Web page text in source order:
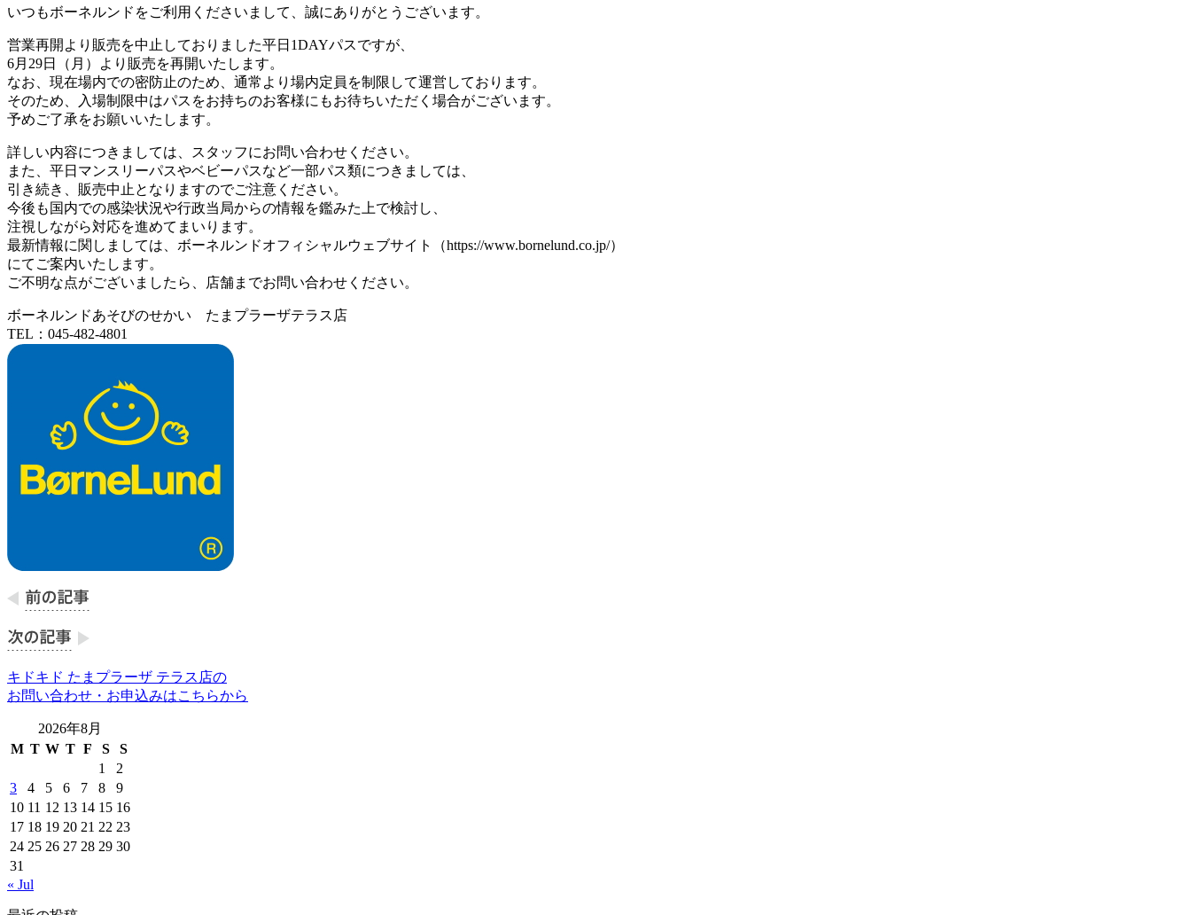
いつもボーネルンドをご利用くださいまして、誠にありがとうございます。
営業再開より販売を中止しておりました平日1DAYパスですが、
6月29日（月）より販売を再開いたします。
なお、現在場内での密防止のため、通常より場内定員を制限して運営しております。
そのため、入場制限中はパスをお持ちのお客様にもお待ちいただく場合がございます。
予めご了承をお願いいたします。
詳しい内容につきましては、スタッフにお問い合わせください。
また、平日マンスリーパスやベビーパスなど一部パス類につきましては、
引き続き、販売中止となりますのでご注意ください。
今後も国内での感染状況や行政当局からの情報を鑑みた上で検討し、
注視しながら対応を進めてまいります。
最新情報に関しましては、ボーネルンドオフィシャルウェブサイト（https://www.bornelund.co.jp/）
にてご案内いたします。
ご不明な点がございましたら、店舗までお問い合わせください。
ボーネルンドあそびのせかい たまプラーザテラス店
TEL：045-482-4801
キドキド たまプラーザ テラス店の
お問い合わせ・お申込みはこちらから
2026年8月
M T W T F S
S
1
2
3
4 5 6 7 8
9
10 11 12 13 14 15 16
17 18 19 20 21 22 23
24 25 26 27 28 29 30
31
« Jul